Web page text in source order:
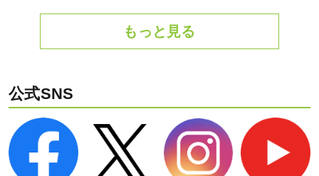
もっと見る
公式SNS